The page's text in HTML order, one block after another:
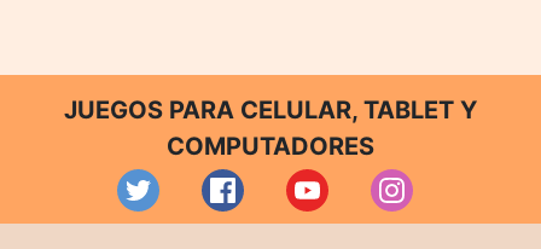
JUEGOS PARA CELULAR, TABLET Y
COMPUTADORES